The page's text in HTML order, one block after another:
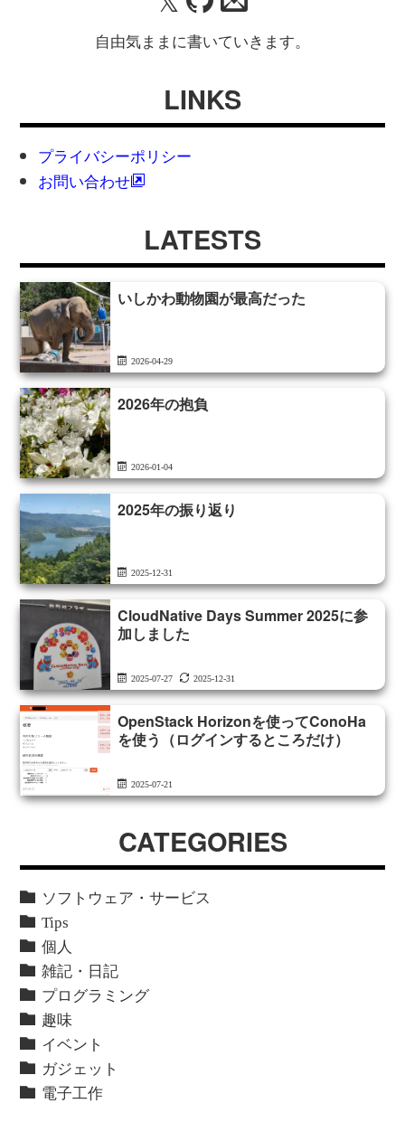
自由気ままに書いていきます。
LINKS
プライバシーポリシー
お問い合わせ
LATESTS
いしかわ動物園が最高だった
2026-04-29
2026年の抱負
2026-01-04
2025年の振り返り
2025-12-31
CloudNative Days Summer 2025に参
加しました
2025-07-27 2025-12-31
OpenStack Horizonを使ってConoHa
を使う（ログインするところだけ）
2025-07-21
CATEGORIES
ソフトウェア・サービス
Tips
個人
雑記・日記
プログラミング
趣味
イベント
ガジェット
電子工作